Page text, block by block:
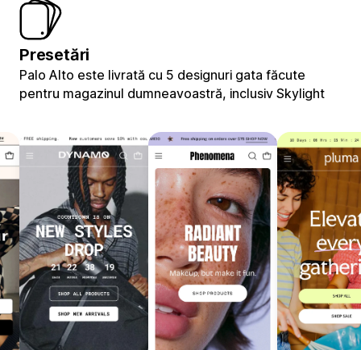
Presetări
Palo Alto este livrată cu 5 designuri gata făcute
pentru magazinul dumneavoastră, inclusiv Skylight